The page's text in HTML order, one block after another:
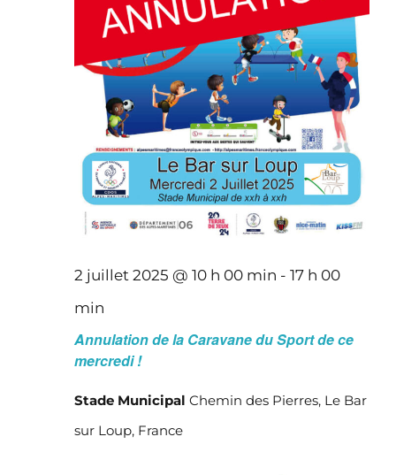
2 juillet 2025 @ 10 h 00 min - 17 h 00
min
Annulation de la Caravane du Sport de ce
mercredi !
Stade Municipal Chemin des Pierres, Le Bar
sur Loup, France